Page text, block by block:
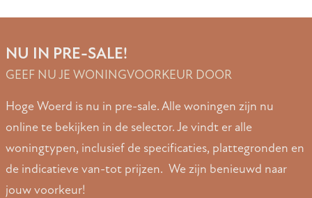
NU IN PRE-SALE!
GEEF NU JE WONINGVOORKEUR DOOR
Hoge Woerd is nu in pre-sale. Alle woningen zijn nu
online te bekijken in de selector. Je vindt er alle
woningtypen, inclusief de specificaties, plattegronden en
de indicatieve van-tot prijzen. We zijn benieuwd naar
jouw voorkeur!